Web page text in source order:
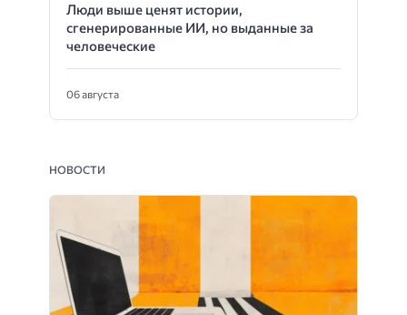
Люди выше ценят истории,
сгенерированные ИИ, но выданные за
человеческие
06 августа
НОВОСТИ